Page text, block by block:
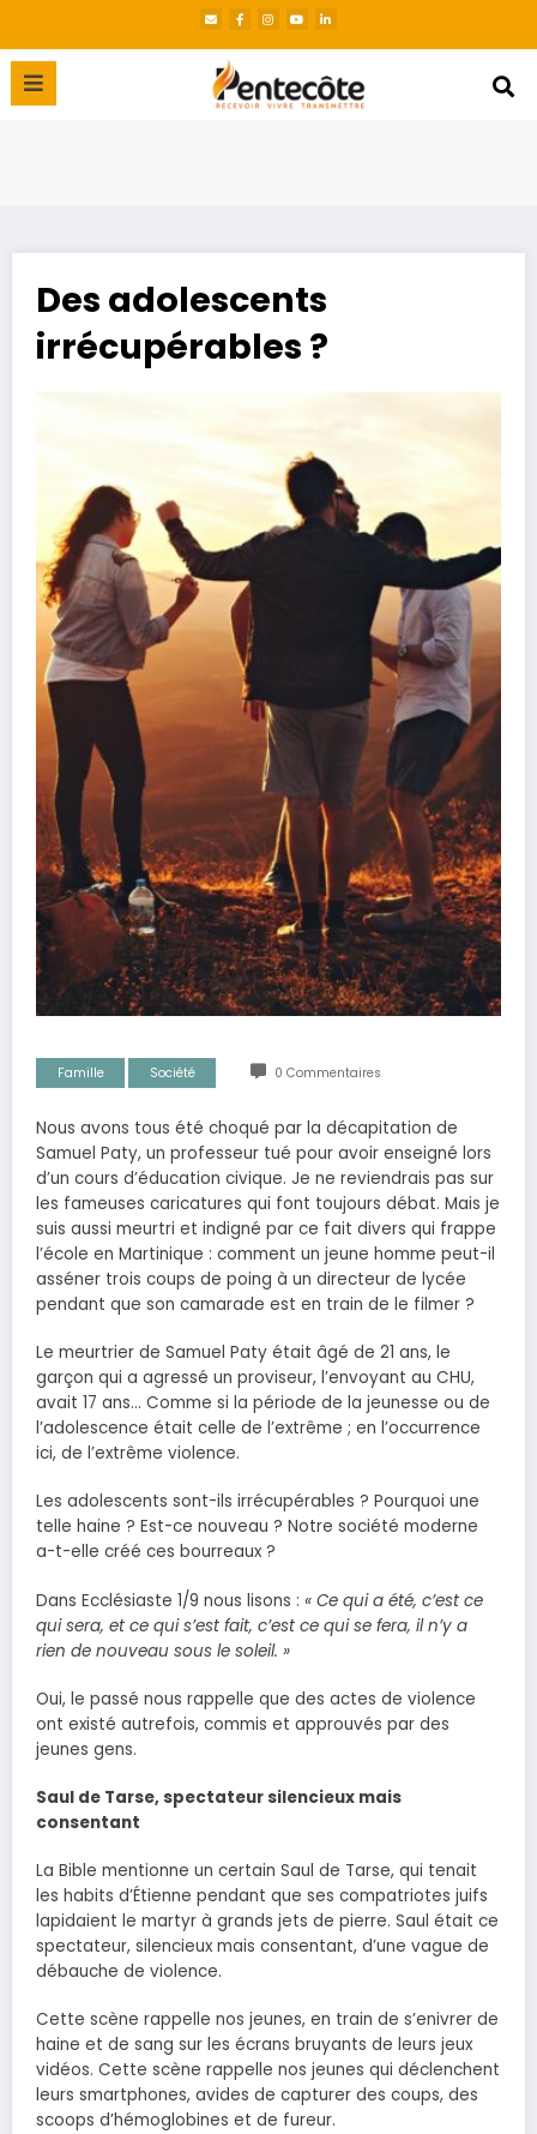
Des adolescents
irrécupérables ?
Famille Société 0 Commentaires
Nous avons tous été choqué par la décapitation de
Samuel Paty, un professeur tué pour avoir enseigné lors
d’un cours d’éducation civique. Je ne reviendrais pas sur
les fameuses caricatures qui font toujours débat. Mais je
suis aussi meurtri et indigné par ce fait divers qui frappe
l’école en Martinique : comment un jeune homme peut-il
asséner trois coups de poing à un directeur de lycée
pendant que son camarade est en train de le filmer ?
Le meurtrier de Samuel Paty était âgé de 21 ans, le
garçon qui a agressé un proviseur, l’envoyant au CHU,
avait 17 ans… Comme si la période de la jeunesse ou de
l’adolescence était celle de l’extrême ; en l’occurrence
ici, de l’extrême violence.
Les adolescents sont-ils irrécupérables ? Pourquoi une
telle haine ? Est-ce nouveau ? Notre société moderne
a-t-elle créé ces bourreaux ?
Dans Ecclésiaste 1/9 nous lisons : « Ce qui a été, c’est ce
qui sera, et ce qui s’est fait, c’est ce qui se fera, il n’y a
rien de nouveau sous le soleil. »
Oui, le passé nous rappelle que des actes de violence
ont existé autrefois, commis et approuvés par des
jeunes gens.
Saul de Tarse, spectateur silencieux mais
consentant
La Bible mentionne un certain Saul de Tarse, qui tenait
les habits d’Étienne pendant que ses compatriotes juifs
lapidaient le martyr à grands jets de pierre. Saul était ce
spectateur, silencieux mais consentant, d’une vague de
débauche de violence.
Cette scène rappelle nos jeunes, en train de s’enivrer de
haine et de sang sur les écrans bruyants de leurs jeux
vidéos. Cette scène rappelle nos jeunes qui déclenchent
leurs smartphones, avides de capturer des coups, des
scoops d’hémoglobines et de fureur.